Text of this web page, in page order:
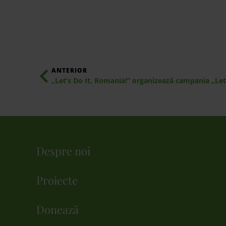
ANTERIOR
„Let’s Do It, Romania!” organizează campania
Despre noi
Proiecte
Donează